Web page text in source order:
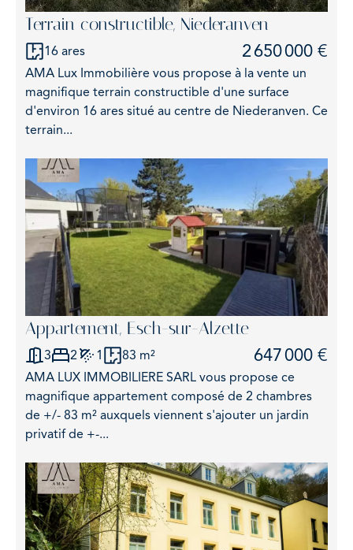
Terrain constructible, Niederanven
16 ares 2 650 000 €
AMA Lux Immobilière vous propose à la vente un
magnifique terrain constructible d'une surface
d'environ 16 ares situé au centre de Niederanven. Ce
terrain...
Appartement, Esch-sur-Alzette
3 2 1 83 m² 647 000 €
AMA LUX IMMOBILIERE SARL vous propose ce
magnifique appartement composé de 2 chambres
de +/- 83 m² auxquels viennent s'ajouter un jardin
privatif de +-...